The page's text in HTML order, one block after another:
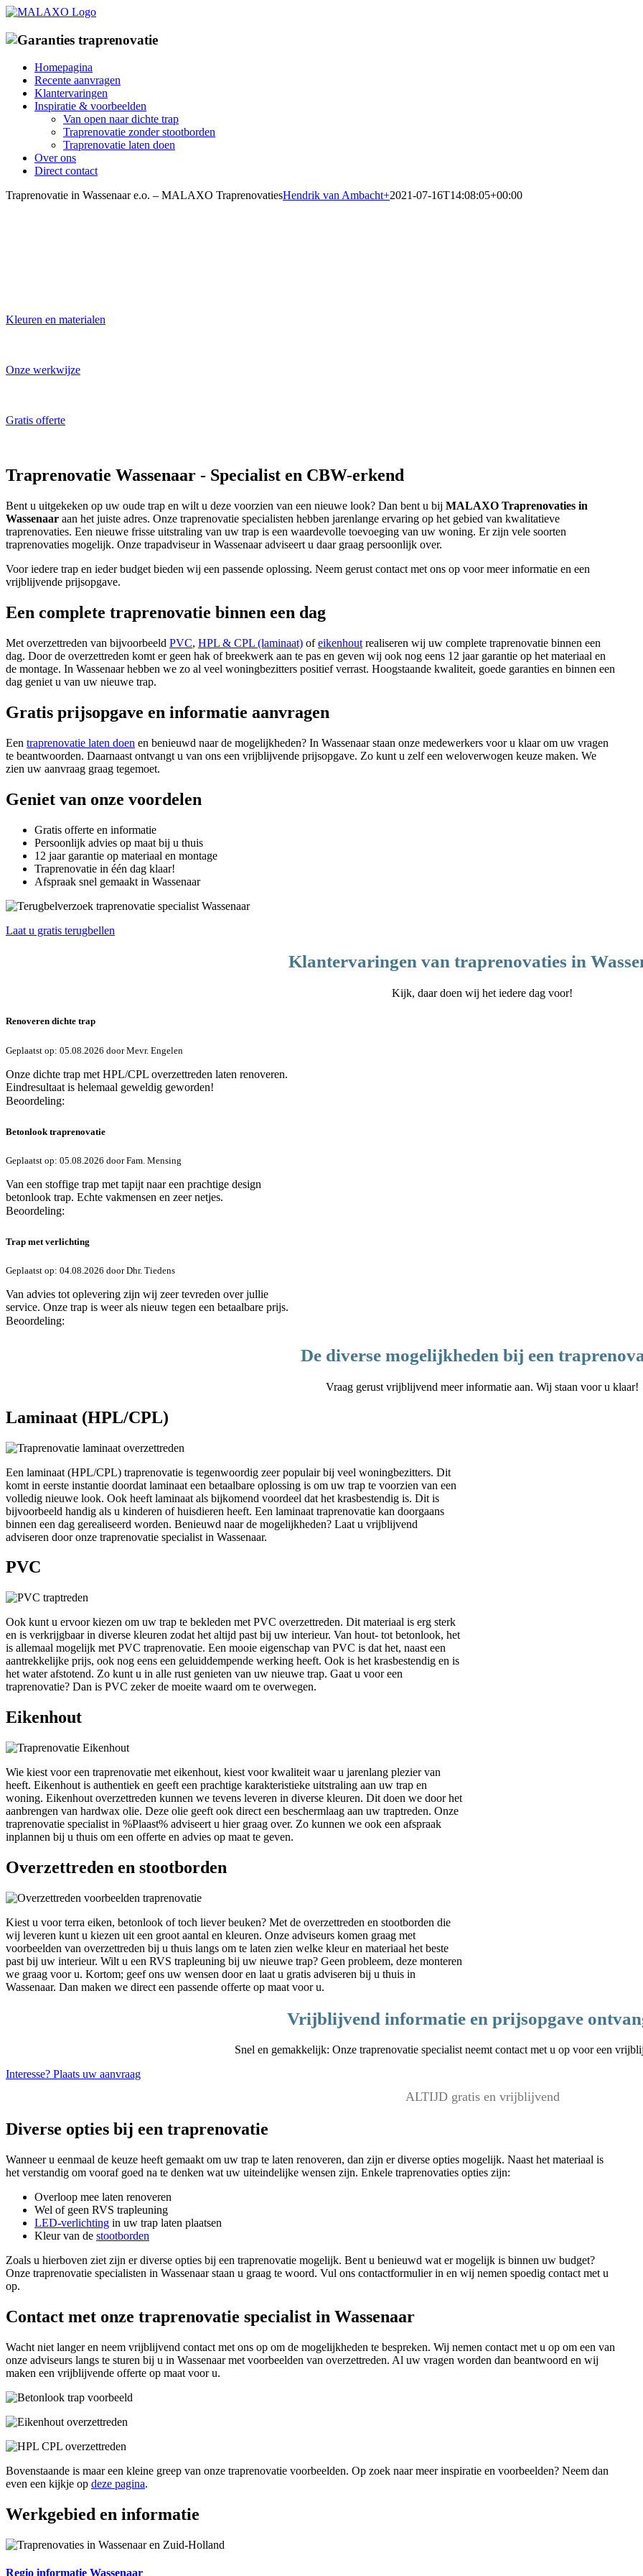
Ga
inhoud
Homepagina
Recente aanvragen
Klantervaringen
Inspiratie & voorbeelden
Van open naar dichte trap
Traprenovatie zonder stootborden
Traprenovatie laten doen
Over ons
Direct contact
Traprenovatie in Wassenaar e.o. – MALAXO TraprenovatiesHendrik van Ambacht+2021-07-16T14:08:05+00:00
Kleuren en materialen
Onze werkwijze
Gratis offerte
Traprenovatie Wassenaar - Specialist en CBW-erkend
Bent u uitgekeken op uw oude trap en wilt u deze voorzien van een nieuwe look? Dan bent u bij MALAXO Traprenovaties in
Wassenaar aan het juiste adres. Onze traprenovatie specialisten hebben jarenlange ervaring op het gebied van kwalitatieve
traprenovaties. Een nieuwe frisse uitstraling van uw trap is een waardevolle toevoeging van uw woning. Er zijn vele soorten
traprenovaties mogelijk. Onze trapadviseur in Wassenaar adviseert u daar graag persoonlijk over.
Voor iedere trap en ieder budget bieden wij een passende oplossing. Neem gerust contact met ons op voor meer informatie en een
vrijblijvende prijsopgave.
Een complete traprenovatie binnen een dag
Met overzettreden van bijvoorbeeld PVC, HPL & CPL (laminaat) ofeikenhout realiseren wij uw complete traprenovatie binnen een
dag. Door de overzettreden komt er geen hak of breekwerk aan te pas en geven wij ook nog eens 12 jaar garantie op het materiaal en
de montage. In Wassenaar hebben we zo al veel woningbezitters positief verrast. Hoogstaande kwaliteit, goede garanties en binnen een
dag geniet u van uw nieuwe trap.
Gratis prijsopgave en informatie aanvragen
Een traprenovatie laten doen en benieuwd naar de mogelijkheden? In Wassenaar staan onze medewerkers voor u klaar om uw vragen
te beantwoorden. Daarnaast ontvangt u van ons een vrijblijvende prijsopgave. Zo kunt u zelf een weloverwogen keuze maken. We
zien uw aanvraag graag tegemoet.
Geniet van onze voordelen
Gratis offerte en informatie
Persoonlijk advies op maat bij u thuis
12 jaar garantie op materiaal en montage
Traprenovatie in één dag klaar!
Afspraak snel gemaakt in Wassenaar
Laat u gratis terugbellen
Klantervaringen van traprenovaties in
Kijk, daar doen wij het iedere dag voor!
Renoveren dichte trap
Geplaatst op: 05.08.2026 door Mevr. Engelen
Onze dichte trap met HPL/CPL overzettreden laten renoveren.
Eindresultaat is helemaal geweldig geworden!
Beoordeling:
Betonlook traprenovatie
Geplaatst op: 05.08.2026 door Fam. Mensing
Van een stoffige trap met tapijt naar een prachtige design
betonlook trap. Echte vakmensen en zeer netjes.
Beoordeling:
Trap met verlichting
Geplaatst op: 04.08.2026 door Dhr. Tiedens
Van advies tot oplevering zijn wij zeer tevreden over jullie
service. Onze trap is weer als nieuw tegen een betaalbare prijs.
Beoordeling:
De diverse mogelijkheden bij een
Vraag gerust vrijblijvend meer informatie aan. Wij staan voor u klaar!
Laminaat (HPL/CPL)
Een laminaat (HPL/CPL) traprenovatie is tegenwoordig zeer populair bij veel woningbezitters. Dit
komt in eerste instantie doordat laminaat een betaalbare oplossing is om uw trap te voorzien van een
volledig nieuwe look. Ook heeft laminaat als bijkomend voordeel dat het krasbestendig is. Dit is
bijvoorbeeld handig als u kinderen of huisdieren heeft. Een laminaat traprenovatie kan doorgaans
binnen een dag gerealiseerd worden. Benieuwd naar de mogelijkheden? Laat u vrijblijvend
adviseren door onze traprenovatie specialist in Wassenaar.
PVC
Ook kunt u ervoor kiezen om uw trap te bekleden met PVC overzettreden. Dit materiaal is erg sterk
en is verkrijgbaar in diverse kleuren zodat het altijd past bij uw interieur. Van hout- tot betonlook, het
is allemaal mogelijk met PVC traprenovatie. Een mooie eigenschap van PVC is dat het, naast een
aantrekkelijke prijs, ook nog eens een geluiddempende werking heeft. Ook is het krasbestendig en is
het water afstotend. Zo kunt u in alle rust genieten van uw nieuwe trap. Gaat u voor een
traprenovatie? Dan is PVC zeker de moeite waard om te overwegen.
Eikenhout
Wie kiest voor een traprenovatie met eikenhout, kiest voor kwaliteit waar u jarenlang plezier van
heeft. Eikenhout is authentiek en geeft een prachtige karakteristieke uitstraling aan uw trap en
woning. Eikenhout overzettreden kunnen we tevens leveren in diverse kleuren. Dit doen we door het
aanbrengen van hardwax olie. Deze olie geeft ook direct een beschermlaag aan uw traptreden. Onze
traprenovatie specialist in %Plaast% adviseert u hier graag over. Zo kunnen we ook een afspraak
inplannen bij u thuis om een offerte en advies op maat te geven.
Overzettreden en stootborden
Kiest u voor terra eiken, betonlook of toch liever beuken? Met de overzettreden en stootborden die
wij leveren kunt u kiezen uit een groot aantal en kleuren. Onze adviseurs komen graag met
voorbeelden van overzettreden bij u thuis langs om te laten zien welke kleur en materiaal het beste
past bij uw interieur. Wilt u een RVS trapleuning bij uw nieuwe trap? Geen probleem, deze monteren
we graag voor u. Kortom; geef ons uw wensen door en laat u gratis adviseren bij u thuis in
Wassenaar. Dan maken we direct een passende offerte op maat voor u.
Vrijblijvend informatie en prijsopgave
Snel en gemakkelijk: Onze traprenovatie specialist neemt contact met u op voor een
Interesse? Plaats uw aanvraag
ALTIJD gratis en vrijblijvend
Diverse opties bij een traprenovatie
Wanneer u eenmaal de keuze heeft gemaakt om uw trap te laten renoveren, dan zijn er diverse opties mogelijk. Naast het materiaal is
het verstandig om vooraf goed na te denken wat uw uiteindelijke wensen zijn. Enkele traprenovaties opties zijn:
Overloop mee laten renoveren
Wel of geen RVS trapleuning
LED-verlichting in uw trap laten plaatsen
Kleur van de stootborden
Zoals u hierboven ziet zijn er diverse opties bij een traprenovatie mogelijk. Bent u benieuwd wat er mogelijk is binnen uw budget?
Onze traprenovatie specialisten in Wassenaar staan u graag te woord. Vul ons contactformulier in en wij nemen spoedig contact met u
op.
Contact met onze traprenovatie specialist in Wassenaar
Wacht niet langer en neem vrijblijvend contact met ons op om de mogelijkheden te bespreken. Wij nemen contact met u op om een van
onze adviseurs langs te sturen bij u in Wassenaar met voorbeelden van overzettreden. Al uw vragen worden dan beantwoord en wij
maken een vrijblijvende offerte op maat voor u.
Bovenstaande is maar een kleine greep van onze traprenovatie voorbeelden. Op zoek naar meer inspiratie en voorbeelden? Neem dan
even een kijkje op deze pagina.
Werkgebied en informatie
Regio informatie Wassenaar